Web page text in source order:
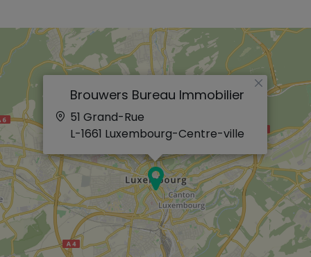
Brouwers Bureau Immobilier
51 Grand-Rue
L-1661 Luxembourg-Centre-ville
×